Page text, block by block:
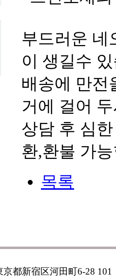
부드러운 네
이 생길수
배송에 만전
거에 걸어
상담 후 심
환,환불 가
목록
京都新宿区河田町6-28 101